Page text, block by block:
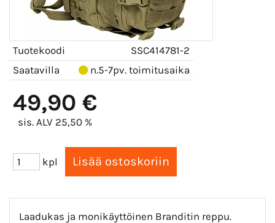
Tuotekoodi
SSC414781-2
Saatavilla
n.5-7pv. toimitusaika
49,90 €
sis. ALV 25,50 %
kpl
Laadukas ja monikäyttöinen Branditin reppu.